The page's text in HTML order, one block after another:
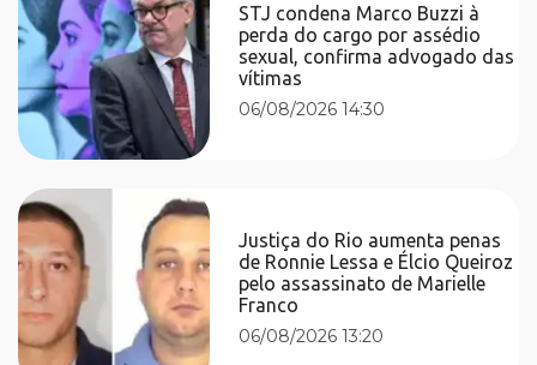
STJ condena Marco Buzzi à
perda do cargo por assédio
sexual, confirma advogado das
vítimas
06/08/2026 14:30
Justiça do Rio aumenta penas
de Ronnie Lessa e Élcio Queiroz
pelo assassinato de Marielle
Franco
06/08/2026 13:20